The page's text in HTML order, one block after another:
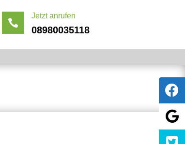

Jetzt anrufen
08980035118